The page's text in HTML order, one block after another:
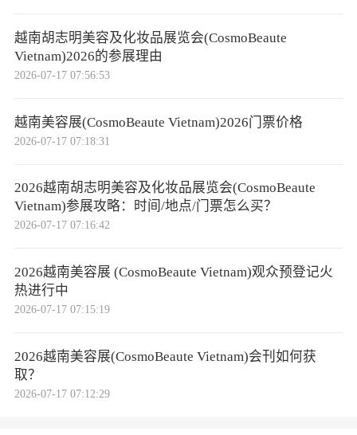
“美容科技未来展区”成为焦点，集中呈现AI皮肤检
测仪、3D打印美容产品、家用射频仪等智能化设
意产品如啤酒香氛、芒果定制香调等文化元素的融
入，进一步展现了全球视野与地域特色的碰撞。展
推动可持续美妆发展。
同期峰会聚焦区域合规与创新
监管机构、品牌方及供应链的专家深入探讨了越南
卫生部（MOH）认证流程、清真认证新规及区域资
源整合策略，为国际品牌进入东南亚市场提供了实
分销等议题展开，助力从业者把握市场先机。
参展商与行业反响热烈
越南胡志明美容及化妆品展览会(CosmoBeaute
Vietnam)2026的参展理由
2026-07-17 07:56:53
越南美容展(CosmoBeaute Vietnam)2026门票价格
2026-07-17 07:18:31
2026越南胡志明美容及化妆品展览会(CosmoBeaute
Vietnam)参展攻略：时间/地点/门票怎么买？
2026-07-17 07:16:42
2026越南美容展 (CosmoBeaute Vietnam)观众预登记火
热进行中
2026-07-17 07:15:19
2026越南美容展(CosmoBeaute Vietnam)会刊如何获
取？
2026-07-17 07:12:29